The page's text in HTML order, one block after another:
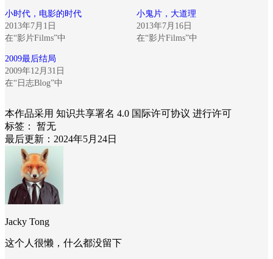
小时代，电影的时代
2013年7月1日
在“影片Films”中
小鬼片，大道理
2013年7月16日
在“影片Films”中
2009最后结局
2009年12月31日
在“日志Blog”中
本作品采用 知识共享署名 4.0 国际许可协议 进行许可
标签：
暂无
最后更新：2024年5月24日
Jacky Tong
这个人很懒，什么都没留下